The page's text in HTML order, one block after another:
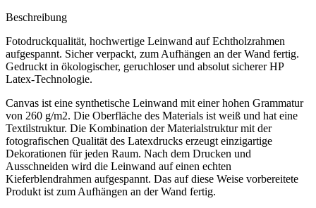
Beschreibung
Fotodruckqualität, hochwertige Leinwand auf Echtholzrahmen
aufgespannt. Sicher verpackt, zum Aufhängen an der Wand fertig.
Gedruckt in ökologischer, geruchloser und absolut sicherer HP
Latex-Technologie.
Canvas ist eine synthetische Leinwand mit einer hohen Grammatur
von 260 g/m2. Die Oberfläche des Materials ist weiß und hat eine
Textilstruktur. Die Kombination der Materialstruktur mit der
fotografischen Qualität des Latexdrucks erzeugt einzigartige
Dekorationen für jeden Raum. Nach dem Drucken und
Ausschneiden wird die Leinwand auf einen echten
Kieferblendrahmen aufgespannt. Das auf diese Weise vorbereitete
Produkt ist zum Aufhängen an der Wand fertig.